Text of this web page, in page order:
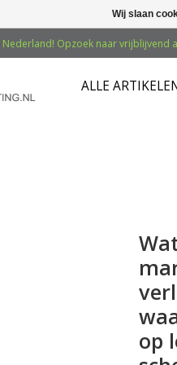
Opzoek naar vrijblijvend
ALLE
op
Wij slaan